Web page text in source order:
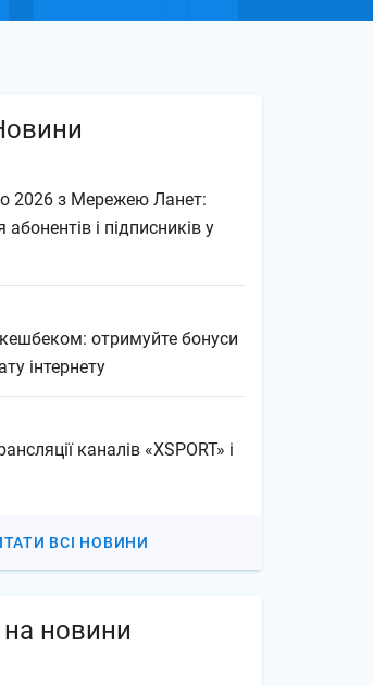
2026 з Мережею Ланет:
і підписників у
отримуйте бонуси
інтернету
каналів «XSPORT» і
ВСІ НОВИНИ
на новини